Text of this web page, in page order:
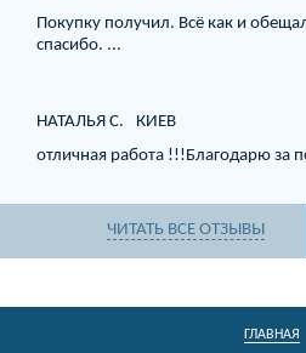
Покупку получил. Всё как и
спасибо. ...
НАТАЛЬЯ С. КИЕВ
отличная работа !!!Благодарю за
ЧИТАТЬ ВСЕ ОТЗЫВЫ
ГЛАВНАЯ